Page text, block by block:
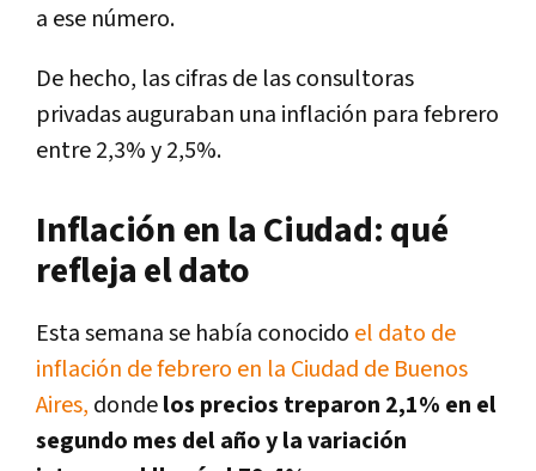
a ese número.
De hecho, las cifras de las consultoras
privadas auguraban una inflación para febrero
entre 2,3% y 2,5%.
Inflación en la Ciudad: qué
refleja el dato
Esta semana se había conocido el dato de
inflación de febrero en la Ciudad de Buenos
Aires, dondelos precios treparon 2,1% en el
segundo mes del año y la variación